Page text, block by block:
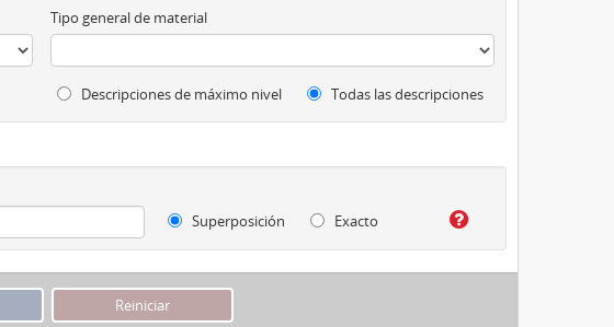
Tipo general de material
Descripciones de máximo nivel Todas las descripciones
Superposición
Exacto